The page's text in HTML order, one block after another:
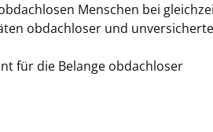
Menschen bei
obdachloser und
für die Belange obdachloser